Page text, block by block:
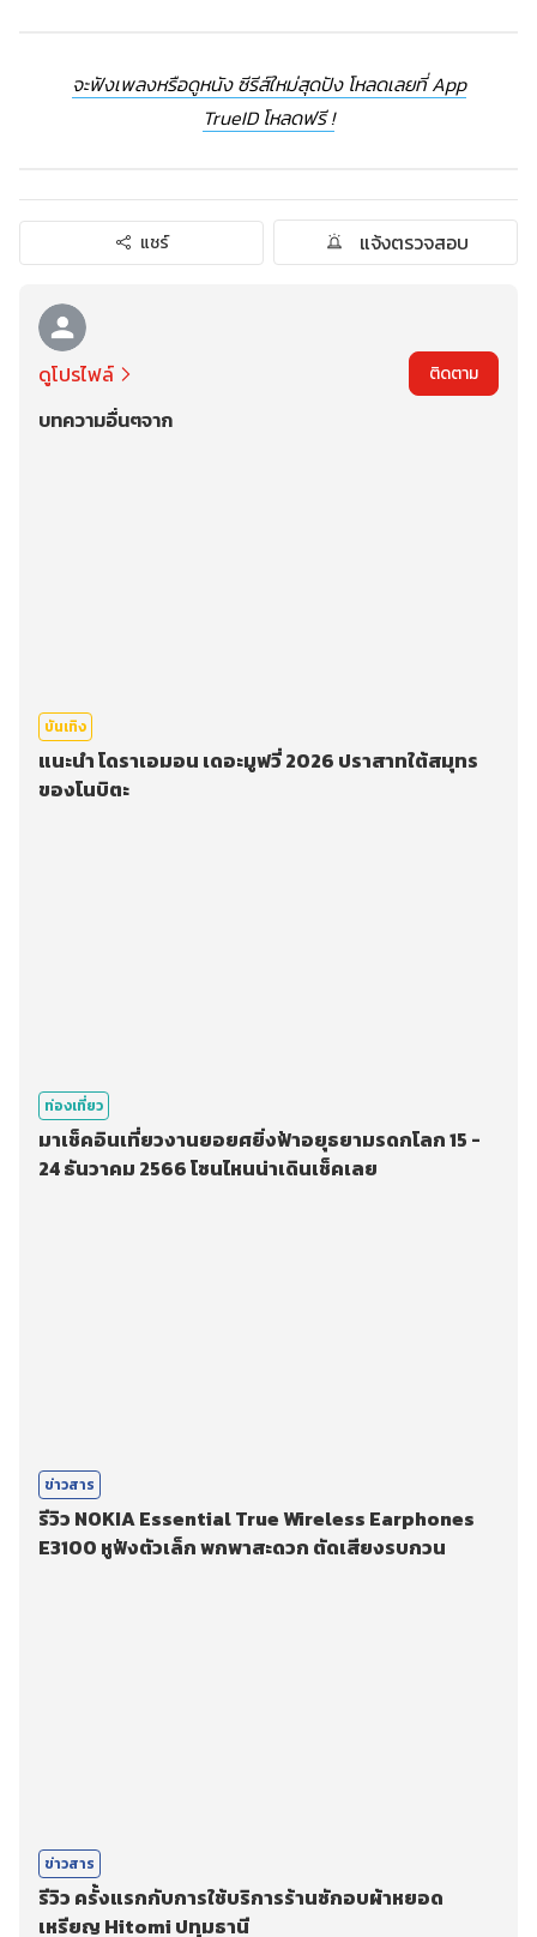
จะฟังเพลงหรือดูหนัง ซีรีส์ใหม่สุดปัง โหลดเลยที่ App
TrueID โหลดฟรี !
แชร์ แจ้งตรวจสอบ
ดูโปรไฟล์ ติดตาม
บทความอื่นๆจาก
บันเทิง
แนะนำ โดราเอมอน เดอะมูฟวี่ 2026 ปราสาทใต้สมุทร
ของโนบิตะ
ท่องเที่ยว
มาเช็คอินเที่ยวงานยอยศยิ่งฟ้าอยุธยามรดกโลก 15 -
24 ธันวาคม 2566 โซนไหนน่าเดินเช็คเลย
ข่าวสาร
รีวิว NOKIA Essential True Wireless Earphones
E3100 หูฟังตัวเล็ก พกพาสะดวก ตัดเสียงรบกวน
ข่าวสาร
รีวิว ครั้งแรกกับการใช้บริการร้านซักอบผ้าหยอด
เหรียญ Hitomi ปทุมธานี